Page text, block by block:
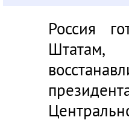
Россия
Штатам,